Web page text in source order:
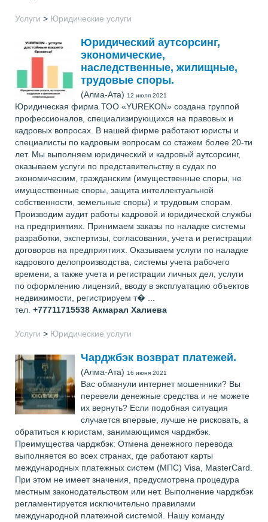
Услуги > Юридические услуги
Юридический аутсорсинг,
экономические,
наследственные, жилищные,
трудовые споры.
(Алма-Ата) 12 июля 2021
Юридическая фирма ТОО «YUREKON» создана группой
профессионалов, специализирующихся на правовых и
кадровых вопросах. В нашей фирме работают юристы и
специалисты по кадровым вопросам со стажем более 20-ти
лет. Мы выполняем юридический и кадровый аутсорсинг,
оказываем услуги по представительству в судах по
экономическим, гражданским (имущественные споры, не
имущественные споры, защита интеллектуальной
собственности, земельные споры) и трудовым спорам.
Производим аудит работы кадровой и юридической службы
на предприятиях. Принимаем заказы по наладке системы
разработки, экспертизы, согласования, учета и регистрации
договоров на предприятиях. Оказываем услуги по наладке
кадрового делопроизводства, системы учета рабочего
времени, а также учета и регистрации личных дел, услуги
по оформлению лицензий, вводу в эксплуатацию объектов
недвижимости, регистрируем т� ...
тел. +77711715538 Акмарал Халиева
Услуги > Юридические услуги
Чарджбэк возврат платежей.
(Алма-Ата) 16 июня 2021
Вас обманули интернет мошенники? Вы
перевели денежные средства и не можете
их вернуть? Если подобная ситуация
случается впервые, лучше не рисковать, а
обратиться к юристам, занимающимся чарджбэк.
Преимущества чарджбэк: Отмена денежного перевода
выполняется во всех странах, где работают карты
международных платежных систем (МПС) Visa, MasterCard.
При этом не имеет значения, предусмотрена процедура
местным законодательством или нет. Выполнение чарджбэк
регламентируется исключительно правилами
международной платежной системой. Нашу команду